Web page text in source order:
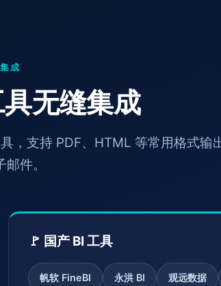
成
无缝集成
，支持 PDF、HTML 等常用格式输
件。
🚩 国产 BI 工具
帆软 FineBI 永洪 BI 观远数据